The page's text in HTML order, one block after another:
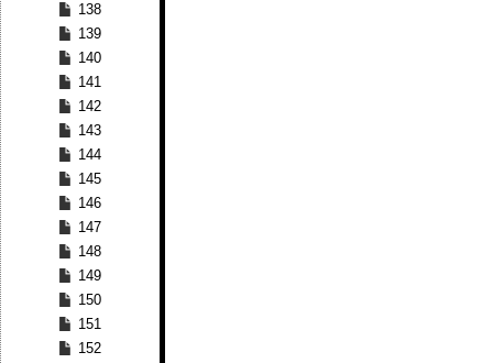
138
139
140
141
142
143
144
145
146
147
148
149
150
151
152